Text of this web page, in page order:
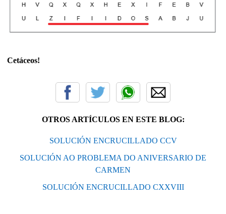
Cetáceos!
OTROS ARTÍCULOS EN ESTE BLOG:
SOLUCIÓN ENCRUCILLADO CCV
SOLUCIÓN AO PROBLEMA DO ANIVERSARIO DE
CARMEN
SOLUCIÓN ENCRUCILLADO CXXVIII